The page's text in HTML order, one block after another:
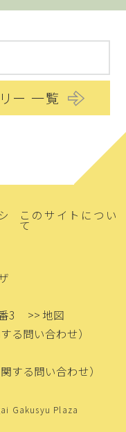
ー 一覧
このサイトについ
て
3
>> 地図
る問い合わせ）
する問い合わせ）
Gakusyu Plaza